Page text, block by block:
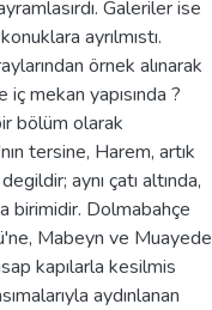
Galeriler ise
ayrılmıstı.
örnek alınarak
iç mekan yapısında ?
bölüm olarak
tersine, Harem, artık
aynı çatı altında,
birimidir. Dolmabahçe
Mabeyn ve Muayede
kapılarla kesilmis
aydınlanan